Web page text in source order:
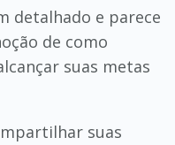
detalhado e parece
de como
suas metas
suas